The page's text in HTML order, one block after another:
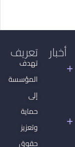
تعريف
تهدف
المؤسسة
إلى
حماية
وتعزيز
حقوق
أخبار